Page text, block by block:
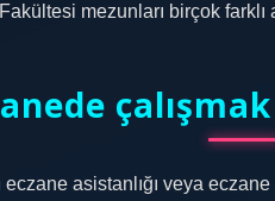
mezunları birçok
eczane asistanlığı veya